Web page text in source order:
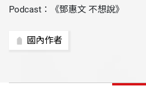
Podcast：《鄧惠文 不想說》
國內作者